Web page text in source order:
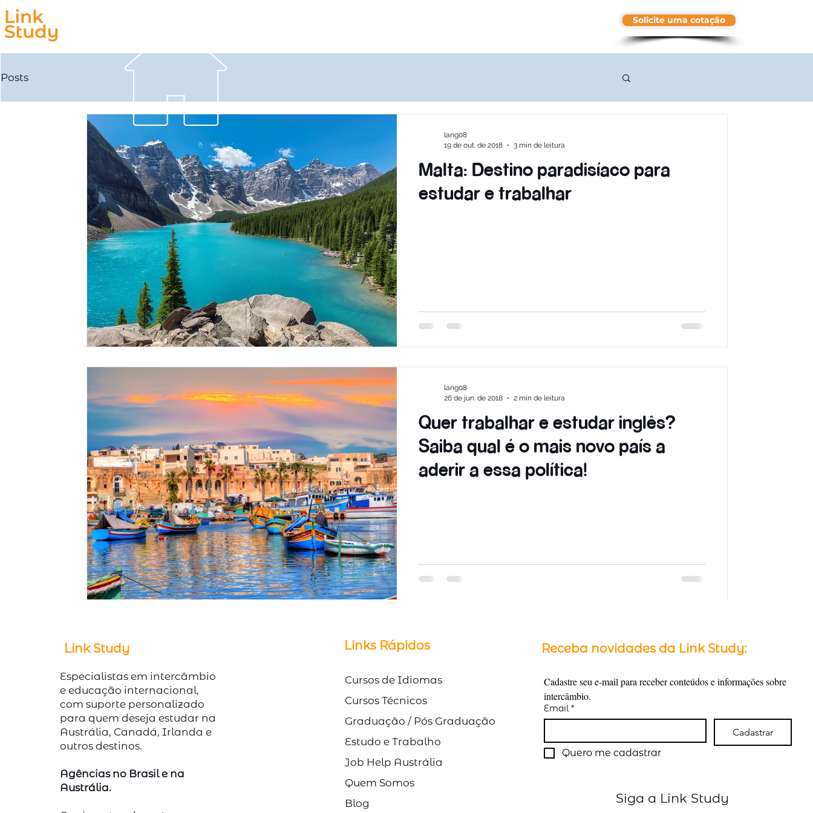
Solicite uma cotação
Posts
Malta: Destino paradisíaco para
estudar e trabalhar
lang08
19 de out. de 2018
3 min de leitura
Quer trabalhar e estudar inglês?
Saiba qual é o mais novo país a
aderir a essa política!
lang08
26 de jun. de 2018
2 min de leitura
© Direitos Autorais Link Study
Link Study
Especialistas em intercâmbio
e educação internacional,
com suporte personalizado
para quem deseja estudar na
Austrália, Canadá, Irlanda e
outros destinos.
Agências no Brasil e na
Austrália.
Links Rápidos
Cursos de Idiomas
Cursos Técnicos
Graduação / Pós Graduação
Estudo e Trabalho
Job Help Austrália
Quem Somos
Blog
Receba novidades da Link Study:
Cadastre seu e-mail para receber conteúdos e informações sobre
intercâmbio.
Email *
Cadastrar
Quero me cadastrar
Siga a Link Study